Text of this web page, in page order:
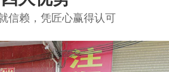
信赖，凭匠心赢得认可